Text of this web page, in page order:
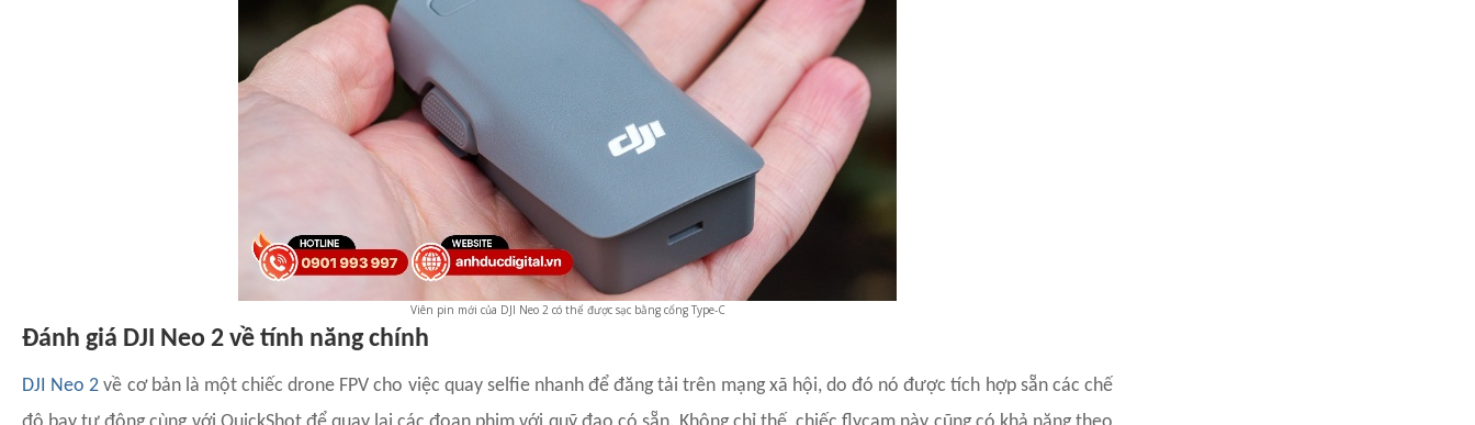
Viên pin mới của DJI Neo 2 có thể được sạc bằng cổng Type-C
Đánh giá DJI Neo 2 về tính năng chính
DJI Neo 2 về cơ bản là một chiếc drone FPV cho việc quay selfie nhanh để đăng tải trên mạng xã hội, do đó nó được tích hợp sẵn các chế